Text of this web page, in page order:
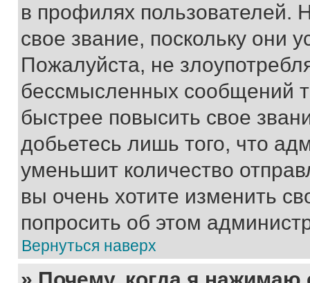
в профилях
свое звание, поскольку они
Пожалуйста, не
бессмысленных сообщений
быстрее повысить свое
добьетесь лишь того, что
уменьшит количество
вы очень хотите изменить
попросить об этом
Вернуться наверх